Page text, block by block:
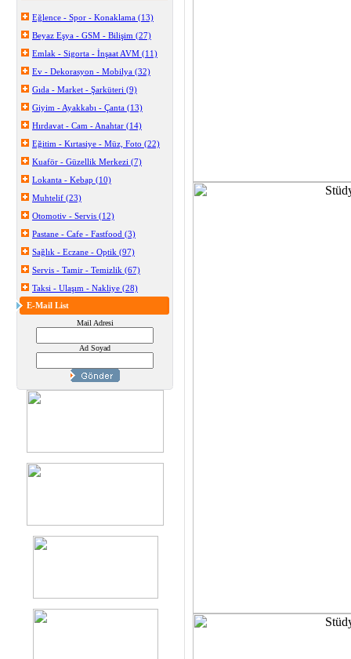
Eğlence - Spor - Konaklama (13)
Beyaz Eşya - GSM - Bilişim (27)
Emlak - Sigorta - İnşaat AVM (11)
Ev - Dekorasyon - Mobilya (32)
Gıda - Market - Şarküteri (9)
Giyim - Ayakkabı - Çanta (13)
Hırdavat - Cam - Anahtar (14)
Eğitim - Kırtasiye - Müz, Foto (22)
Kuaför - Güzellik Merkezi (7)
Lokanta - Kebap (10)
Muhtelif (23)
Otomotiv - Servis (12)
Pastane - Cafe - Fastfood (3)
Sağlık - Eczane - Optik (97)
Servis - Tamir - Temizlik (67)
Taksi - Ulaşım - Nakliye (28)
E-Mail List
Mail Adresi
Ad Soyad